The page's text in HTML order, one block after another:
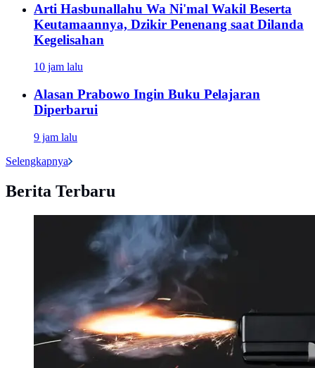
Arti Hasbunallahu Wa Ni'mal Wakil Beserta
Keutamaannya, Dzikir Penenang saat Dilanda
Kegelisahan
10 jam lalu
Alasan Prabowo Ingin Buku Pelajaran
Diperbarui
9 jam lalu
Selengkapnya
Berita Terbaru